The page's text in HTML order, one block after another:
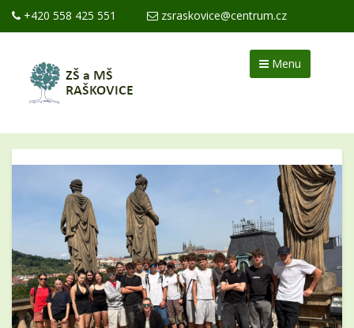
+420 558 425 551 zsraskovice@centrum.cz
Menu